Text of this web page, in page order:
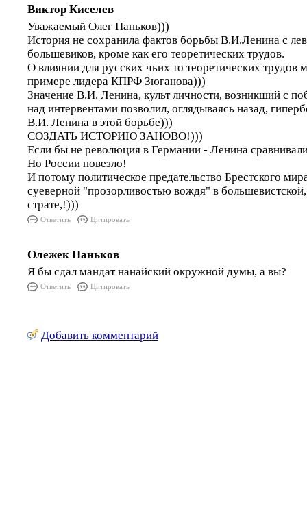
Виктор Киселев
Уважаемый Олег Паньков)))
История не сохранила фактов борьбы В.И.Ленина с
большевиков, кроме как его теоретических трудов.
О влиянии для русских чьих то теоретических
примере лидера КПРФ Зюганова)))
Значение В.И. Ленина, культ личности, возникший с
над интервентами позволил, оглядываясь назад,
В.И. Ленина в этой борьбе)))
СОЗДАТЬ ИСТОРИЮ ЗАНОВО!)))
Если бы не революция в Германии - Ленина
Но России повезло!
И потому политическое предательство Брестского
суеверной "прозорливостью вождя" в
страте,!)))
Ответить Цитировать
Олежек Паньков
Я бы сдал мандат нанайский окружной думы, а вы?
Ответить Цитировать
Добавить комментарий